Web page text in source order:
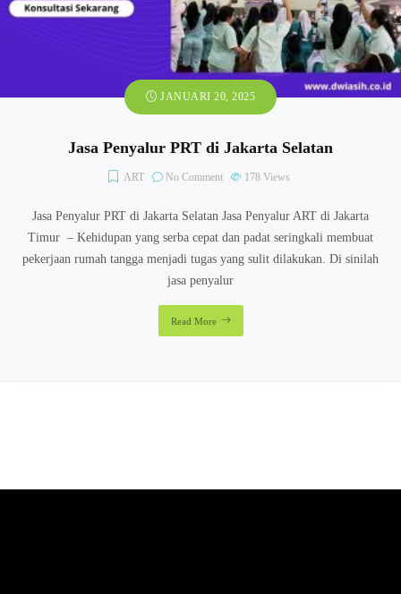
JANUARI 20, 2025
Jasa Penyalur PRT di Jakarta Selatan
ART No Comment 178 Views
Jasa Penyalur PRT di Jakarta Selatan Jasa Penyalur ART di Jakarta
Timur – Kehidupan yang serba cepat dan padat seringkali membuat
pekerjaan rumah tangga menjadi tugas yang sulit dilakukan. Di sinilah
jasa penyalur
Read More